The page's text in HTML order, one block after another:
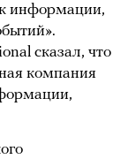
информации,
сказал, что
компания